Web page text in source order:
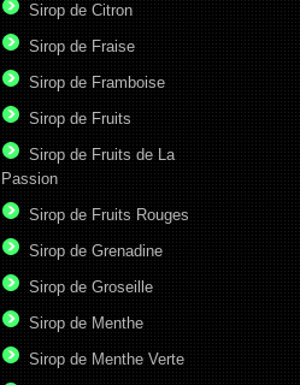
Sirop de Citron
Sirop de Fraise
Sirop de Framboise
Sirop de Fruits
Sirop de Fruits de La
Passion
Sirop de Fruits Rouges
Sirop de Grenadine
Sirop de Groseille
Sirop de Menthe
Sirop de Menthe Verte